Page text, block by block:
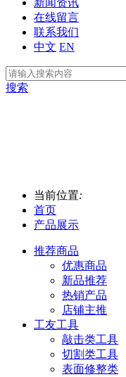
新闻资讯
在线留言
联系我们
中文 EN
搜索
当前位置:
首页
产品展示
推荐商品
优惠商品
新品推荐
热销产品
店铺主推
工友工具
敲击类工具
切割类工具
表面修整类